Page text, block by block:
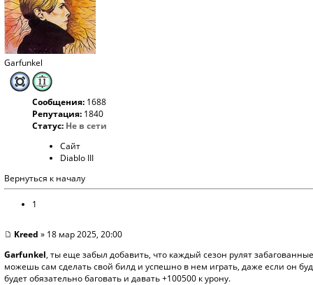
Garfunkel
Сообщения: 1688
Репутация: 1840
Статус: Не в сети
Сайт
Diablo III
Вернуться к началу
1
Kreed » 18 мар 2025, 20:00
Garfunkel, ты еще забыл добавить, что каждый сезон рулят
можешь сам сделать свой билд и успешно в нем играть, даже если он
будет обязательно баговать и давать +100500 к урону.